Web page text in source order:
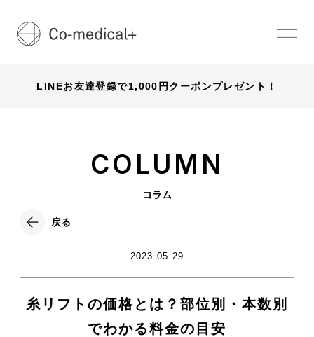
LINEお友達登録で1,000円クーポンプレゼント！
COLUMN
コラム
戻る
2023.05.29
糸リフトの価格とは？部位別・本数別
でわかる料金の目安